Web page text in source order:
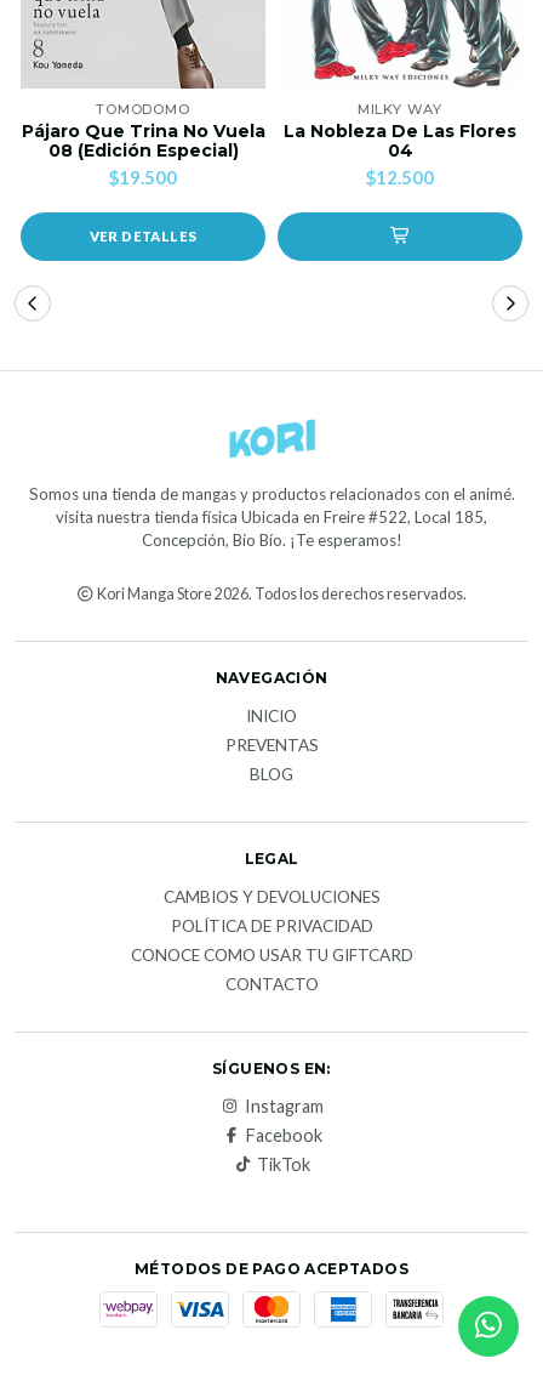
TOMODOMO
Pájaro Que Trina No Vuela
08 (Edición Especial)
$19.500
VER DETALLES
MILKY WAY
La Nobleza De Las Flores
04
$12.500
Somos una tienda de mangas y productos relacionados con el animé.
visita nuestra tienda física Ubicada en Freire #522, Local 185,
Concepción, Bío Bío. ¡Te esperamos!
Kori Manga Store 2026. Todos los derechos reservados.
NAVEGACIÓN
INICIO
PREVENTAS
BLOG
LEGAL
CAMBIOS Y DEVOLUCIONES
POLÍTICA DE PRIVACIDAD
CONOCE COMO USAR TU GIFTCARD
CONTACTO
SÍGUENOS EN:
Instagram
Facebook
TikTok
MÉTODOS DE PAGO ACEPTADOS